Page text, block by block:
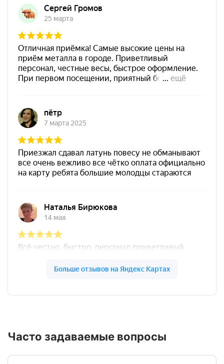
Часто задаваемые вопросы